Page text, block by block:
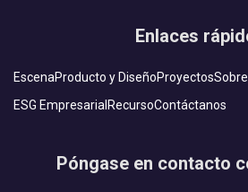
Enlaces
EscenaProducto y DiseñoProyectos
ESG Empresarial RecursoContáctanos
Póngase en contacto